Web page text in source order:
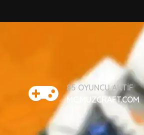
85 OYUNCU AKTIF
MC.MUZCRAFT.COM